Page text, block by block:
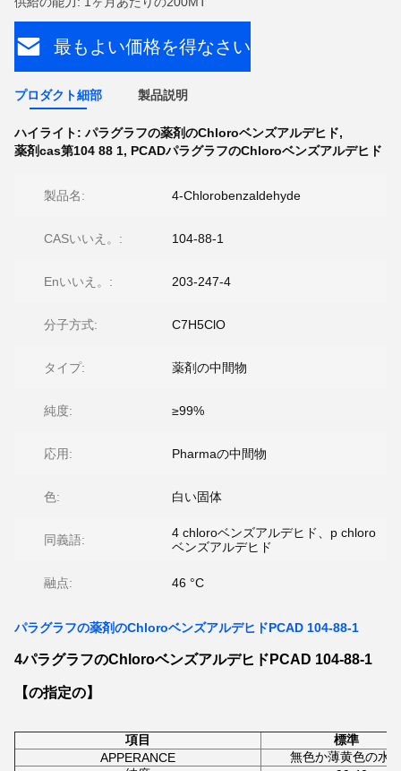
最もよい価格を得なさい
プロダクト細部 製品説明
ハイライト: パラグラフの薬剤のChloroベンズアルデヒド,
薬剤cas第104 88 1, PCADパラグラフのChloroベンズアルデヒド
製品名: 4-Chlorobenzaldehyde
CASいいえ。: 104-88-1
Enいいえ。: 203-247-4
分子方式: C7H5ClO
タイプ: 薬剤の中間物
純度: ≥99%
応用: Pharmaの中間物
色: 白い固体
同義語:
4 chloroベンズアルデヒド、p chloro
ベンズアルデヒド
融点: 46 °C
パラグラフの薬剤のChloroベンズアルデヒドPCAD 104-88-1
4パラグラフのChloroベンズアルデヒドPCAD 104-88-1
【の指定の】
項目
標準
APPERANCE
無色か薄黄色の水